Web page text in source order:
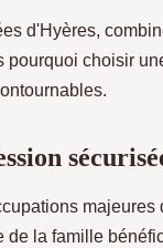
d'Hyères,
pourquoi choisir
de la famille